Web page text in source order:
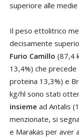
superiore alle medie
Il peso ettolitrico
decisamente
Furio Camillo (87,4
13,4%) che precede
proteina 13,3%) e
kg/hl sono stati
insieme ad Antalis
menzionate, si
e Marakas per aver